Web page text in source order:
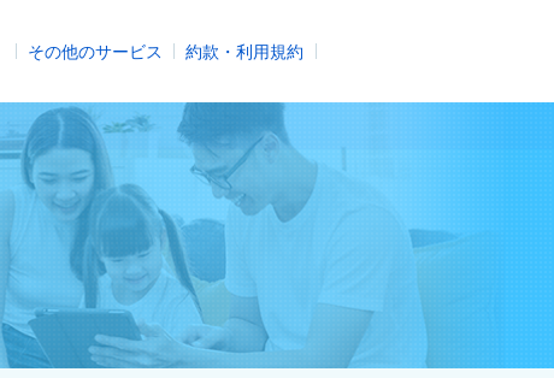
その他のサービス 約款・利用規約